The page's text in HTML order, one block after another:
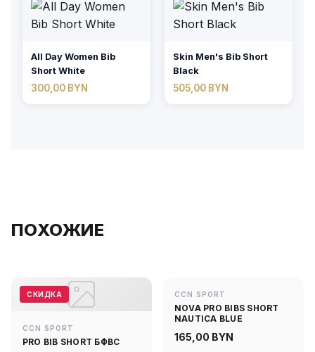
All Day Women Bib
Short White
300,00 BYN
Skin Men's Bib Short
Black
505,00 BYN
ПОХОЖИЕ
СКИДКА
CCN SPORT
PRO BIB SHORT БФВС
CCN SPORT
NOVA PRO BIBS SHORT
NAUTICA BLUE
165,00 BYN